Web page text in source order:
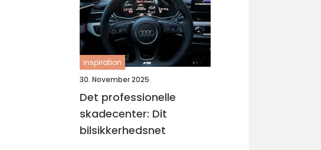
inspiration
30. November 2025
Det professionelle
skadecenter: Dit
bilsikkerhedsnet